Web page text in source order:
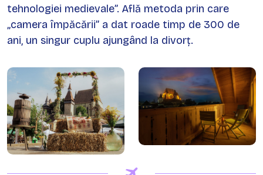
tehnologiei medievale”. Află metoda prin care
„camera împăcării” a dat roade timp de 300 de
ani, un singur cuplu ajungând la divorț.